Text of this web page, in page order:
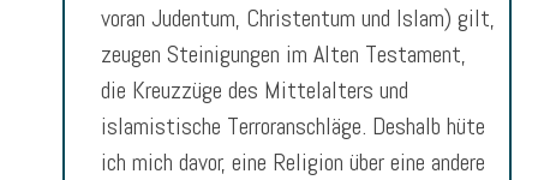
voran Judentum, Christentum und Islam) gilt,
zeugen Steinigungen im Alten Testament,
die Kreuzzüge des Mittelalters und
islamistische Terroranschläge. Deshalb hüte
ich mich davor, eine Religion über eine andere